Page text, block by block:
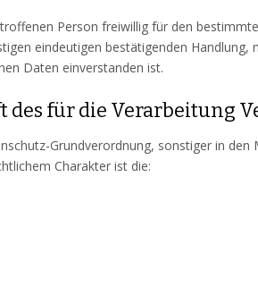
Person freiwillig für den
eindeutigen bestätigenden
Daten einverstanden ist.
des für die Verarbeitung
Grundverordnung, sonstiger in
Charakter ist die: